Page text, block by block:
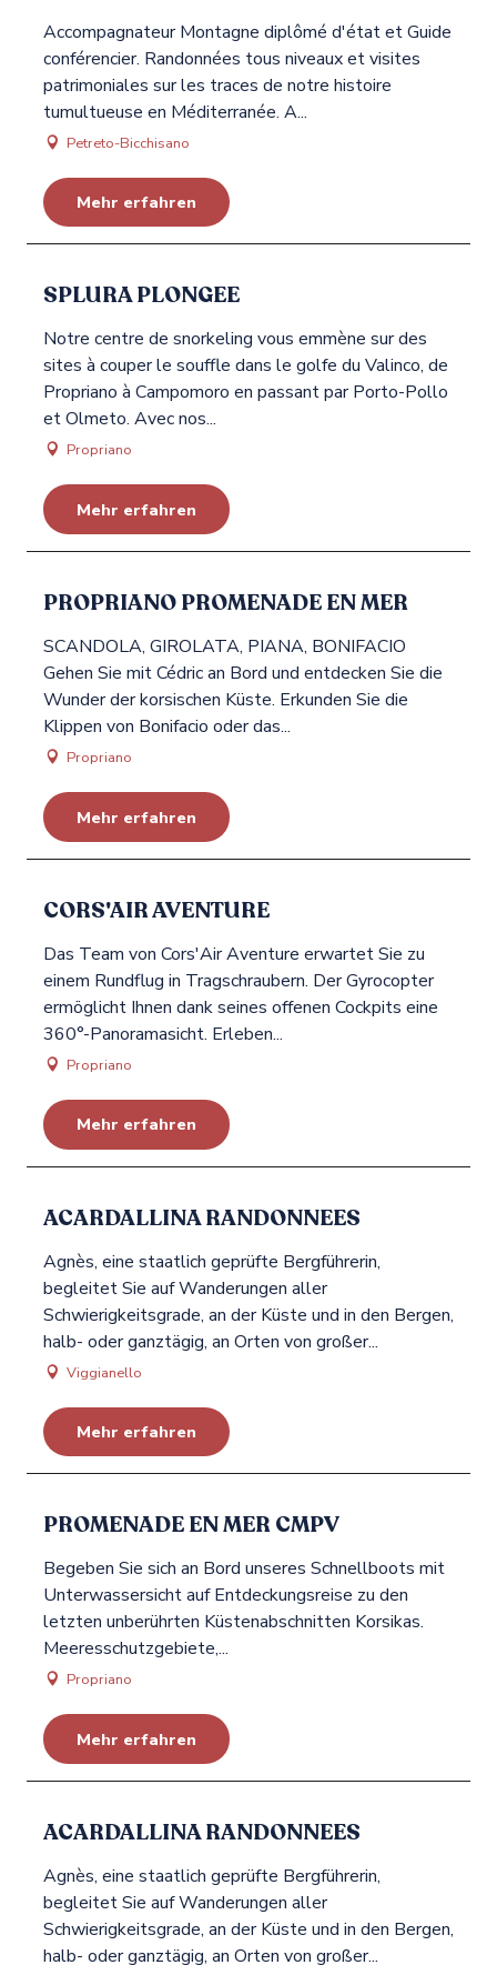
Accompagnateur Montagne diplômé d'état et Guide
conférencier. Randonnées tous niveaux et visites
patrimoniales sur les traces de notre histoire
tumultueuse en Méditerranée. A...
Petreto-Bicchisano
Mehr erfahren
SPLURA PLONGEE
Notre centre de snorkeling vous emmène sur des
sites à couper le souffle dans le golfe du Valinco, de
Propriano à Campomoro en passant par Porto-Pollo
et Olmeto. Avec nos...
Propriano
Mehr erfahren
PROPRIANO PROMENADE EN MER
SCANDOLA, GIROLATA, PIANA, BONIFACIO
Gehen Sie mit Cédric an Bord und entdecken Sie die
Wunder der korsischen Küste. Erkunden Sie die
Klippen von Bonifacio oder das...
Propriano
Mehr erfahren
CORS'AIR AVENTURE
Das Team von Cors'Air Aventure erwartet Sie zu
einem Rundflug in Tragschraubern. Der Gyrocopter
ermöglicht Ihnen dank seines offenen Cockpits eine
360°-Panoramasicht. Erleben...
Propriano
Mehr erfahren
ACARDALLINA RANDONNEES
Agnès, eine staatlich geprüfte Bergführerin,
begleitet Sie auf Wanderungen aller
Schwierigkeitsgrade, an der Küste und in den Bergen,
halb- oder ganztägig, an Orten von großer...
Viggianello
Mehr erfahren
PROMENADE EN MER CMPV
Begeben Sie sich an Bord unseres Schnellboots mit
Unterwassersicht auf Entdeckungsreise zu den
letzten unberührten Küstenabschnitten Korsikas.
Meeresschutzgebiete,...
Propriano
Mehr erfahren
ACARDALLINA RANDONNEES
Agnès, eine staatlich geprüfte Bergführerin,
begleitet Sie auf Wanderungen aller
Schwierigkeitsgrade, an der Küste und in den Bergen,
halb- oder ganztägig, an Orten von großer...